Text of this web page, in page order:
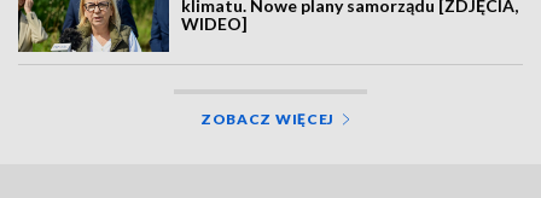
klimatu. Nowe plany samorządu [ZDJĘCIA,
WIDEO]
ZOBACZ WIĘCEJ